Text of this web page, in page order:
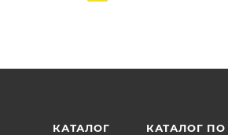
КАТАЛОГ КАТАЛОГ